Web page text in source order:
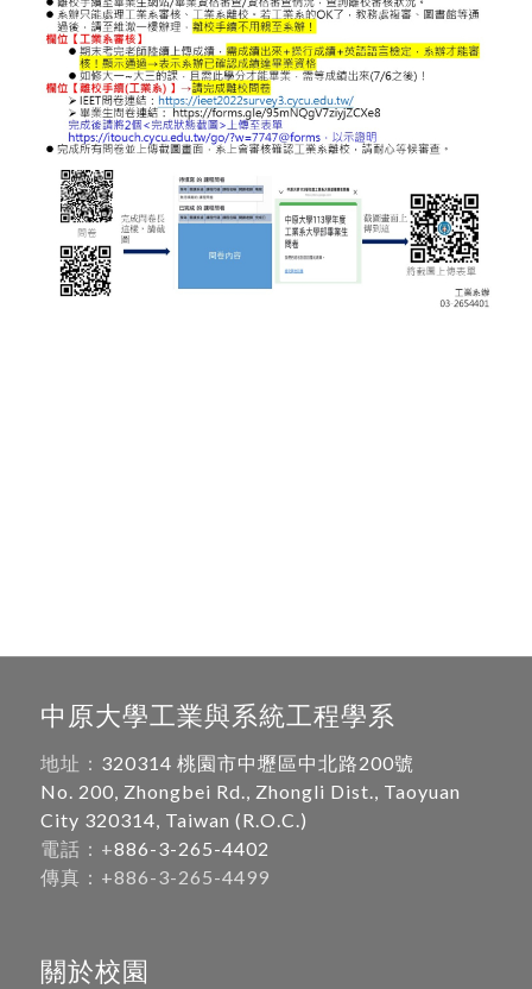
中原大學工業與系統工程學系
地址： 320314 桃園市中壢區中北路200號
No. 200, Zhongbei Rd., Zhongli Dist., Taoyuan
City 320314, Taiwan (R.O.C.)
電話：+886-3-265-4402
傳真：+886-3-265-4499
關於校園